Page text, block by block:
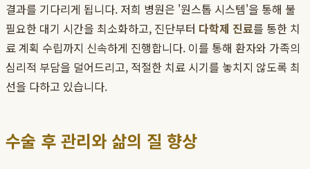
결과를 기다리게 됩니다. 저희 병원은 '원스톱 시스템'을 통해 불
필요한 대기 시간을 최소화하고, 진단부터 다학제 진료를 통한 치
료 계획 수립까지 신속하게 진행합니다. 이를 통해 환자와 가족의
심리적 부담을 덜어드리고, 적절한 치료 시기를 놓치지 않도록 최
선을 다하고 있습니다.
수술 후 관리와 삶의 질 향상